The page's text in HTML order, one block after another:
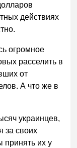
действиях
огромное
расселить в
от
А что же в
украинцев,
за своих
принять их у